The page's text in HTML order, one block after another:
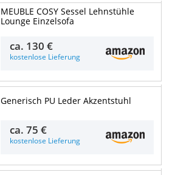
MEUBLE COSY Sessel Lehnstühle
Lounge Einzelsofa
ca. 130 €
kostenlose Lieferung
Generisch PU Leder Akzentstuhl
ca.75 €
kostenlose Lieferung